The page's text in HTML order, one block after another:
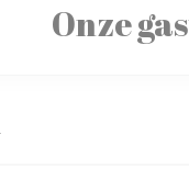
Onze